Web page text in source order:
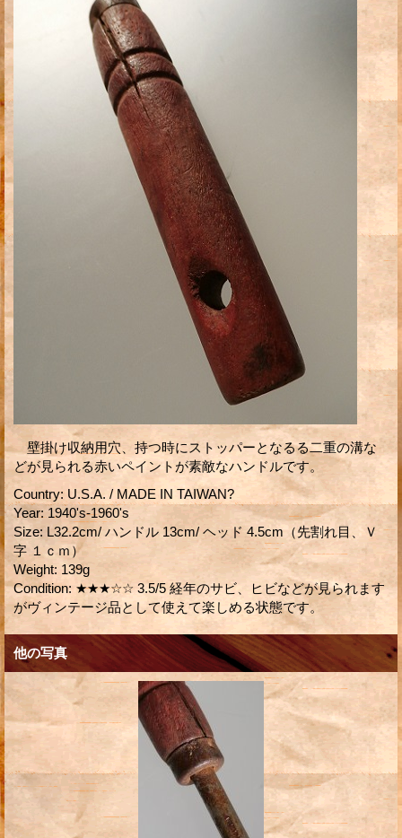
壁掛け収納用穴、持つ時にストッパーとなるる二重の溝な
どが見られる赤いペイントが素敵なハンドルです。
Country: U.S.A. / MADE IN TAIWAN?
Year: 1940's-1960's
Size: L32.2cm/ ハンドル 13cm/ ヘッド 4.5cm（先割れ目、Ｖ
字 １ｃｍ）
Weight: 139g
Condition: ★★★☆☆ 3.5/5 経年のサビ、ヒビなどが見られます
がヴィンテージ品として使えて楽しめる状態です。
他の写真